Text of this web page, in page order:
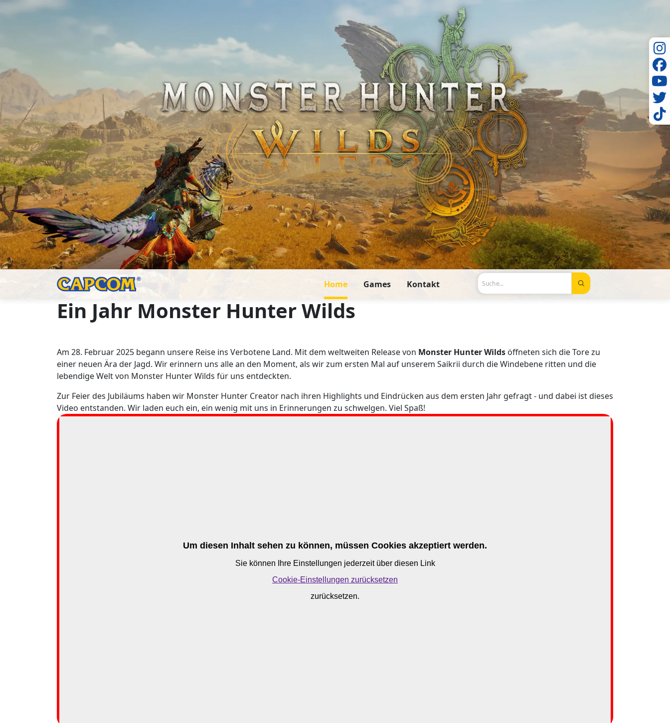
Home Games Kontakt Suche...
Ein Jahr Monster Hunter Wilds
Am 28. Februar 2025 begann unsere Reise ins Verbotene Land. Mit dem weltweiten Release von Monster Hunter Wilds öffneten sich die Tore zu
einer neuen Ära der Jagd. Wir erinnern uns alle an den Moment, als wir zum ersten Mal auf unserem Saikrii durch die Windebene ritten und die
lebendige Welt von Monster Hunter Wilds für uns entdeckten.
Zur Feier des Jubiläums haben wir Monster Hunter Creator nach ihren Highlights und Eindrücken aus dem ersten Jahr gefragt - und dabei ist dieses
Video entstanden. Wir laden euch ein, ein wenig mit uns in Erinnerungen zu schwelgen. Viel Spaß!